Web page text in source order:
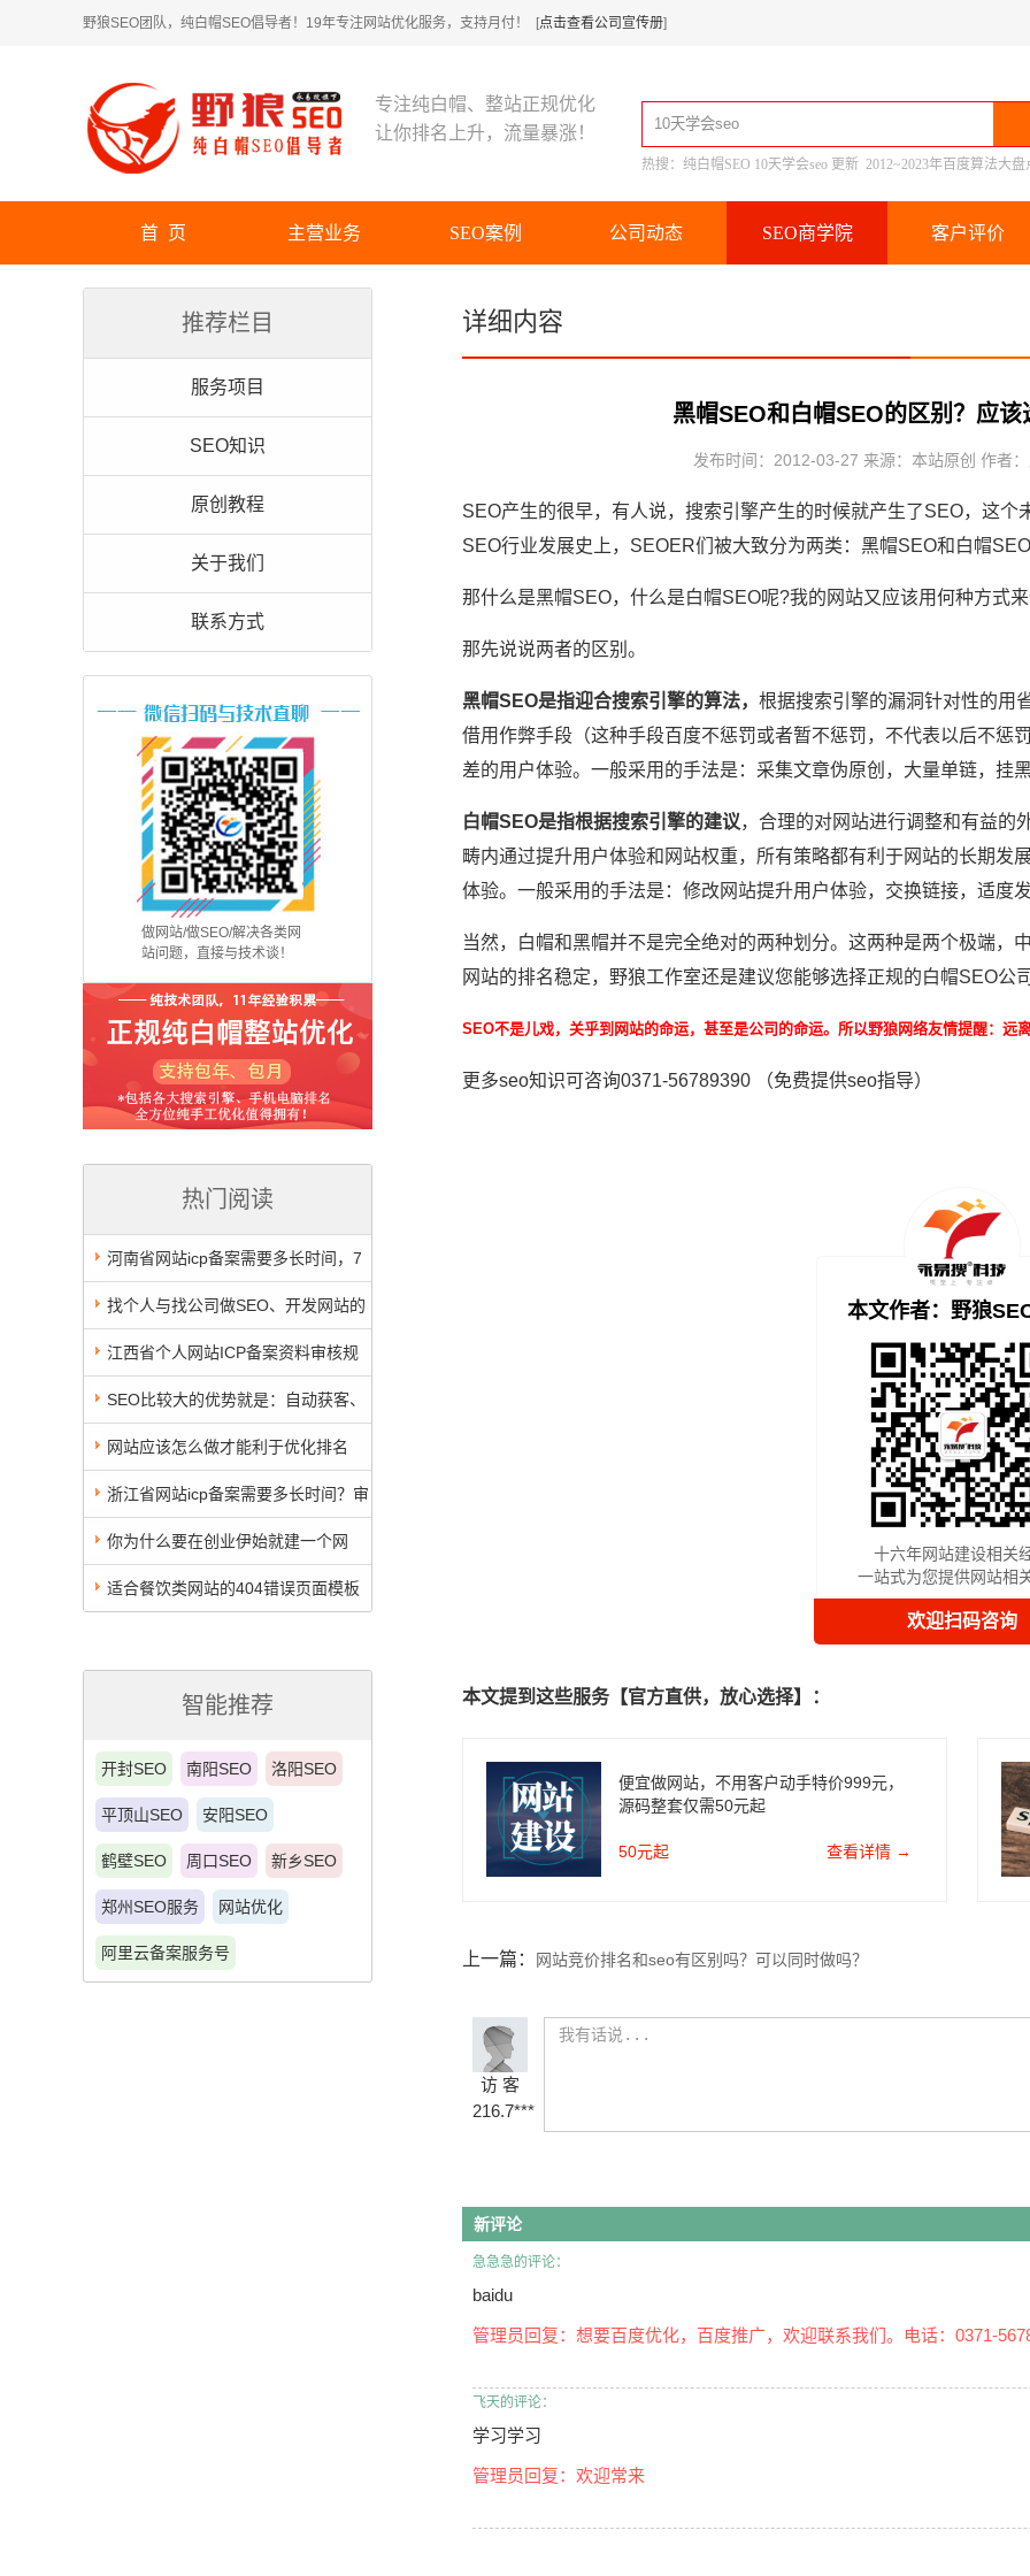
野狼SEO团队，纯白帽SEO倡导者！19年专注网站优化服务，支持月付！ [点击查看公司宣传册]
专注纯白帽、整站正规优化
让你排名上升，流量暴涨！
热搜： 纯白帽SEO 10天学会seo 更新 2012~2023年百度算法大盘
首 页 主营业务 SEO案例 公司动态 SEO商学院 客户评价
推荐栏目
服务项目
SEO知识
原创教程
关于我们
联系方式
做网站/做SEO/解决各类网
站问题，直接与技术谈！
热门阅读
河南省网站icp备案需要多长时间，7
天5个工作日刚备案成功的，有图有真相
找个人与找公司做SEO、开发网站的
区别还真不是一点点大
江西省个人网站ICP备案资料审核规
则 江西个人网站备案资料填写要求
SEO比较大的优势就是：自动获客、
坐等客来
网站应该怎么做才能利于优化排名
浙江省网站icp备案需要多长时间？审
核时间实录，11天，5个工作日 有图
你为什么要在创业伊始就建一个网
站？适合餐饮类网站的404错误页面模板
智能推荐
开封SEO 南阳SEO 洛阳SEO
平顶山SEO 安阳SEO
鹤壁SEO 周口SEO 新乡SEO
郑州SEO服务 网站优化
阿里云备案服务号
详细内容
黑帽SEO和白帽SEO的区别？应
发布时间：2012-03-27 来源：本站原创 作者
SEO产生的很早，有人说，搜索引擎产生的时候就产生了SEO，这
SEO行业发展史上，SEOER们被大致分为两类：黑帽SEO和白帽SEO
那什么是黑帽SEO，什么是白帽SEO呢?我的网站又应该用何种方式
那先说说两者的区别。
黑帽SEO是指迎合搜索引擎的算法， 根据搜索引擎的漏洞针对性的用
借用作弊手段（这种手段百度不惩罚或者暂不惩罚，不代表以后不惩
差的用户体验。一般采用的手法是：采集文章伪原创，大量单链，挂
白帽SEO是指根据搜索引擎的建议，合理的对网站进行调整和有益的
畴内通过提升用户体验和网站权重，所有策略都有利于网站的长期发
体验。一般采用的手法是：修改网站提升用户体验，交换链接，适度
当然，白帽和黑帽并不是完全绝对的两种划分。这两种是两个极端，
网站的排名稳定，野狼工作室还是建议您能够选择正规的白帽SEO公
SEO不是儿戏，关乎到网站的命运，甚至是公司的命运。所以野狼网络友情提醒：远
更多seo知识可咨询0371-56789390 （免费提供seo指导）
本文作者：野狼
十六年网站建设相关
一站式为您提供网站相
欢迎扫码咨询
本文提到这些服务【官方直供，放心选择】：
便宜做网站，不用客户动手特价999元，
源码整套仅需50元起
50元起 查看详情 →
上一篇： 网站竞价排名和seo有区别吗？可以同时做吗？
访 客
216.7***
新评论
急急急的评论：
baidu
管理员回复：想要百度优化，百度推广，欢迎联系我们。电话：0371-
飞天的评论：
学习学习
管理员回复：欢迎常来